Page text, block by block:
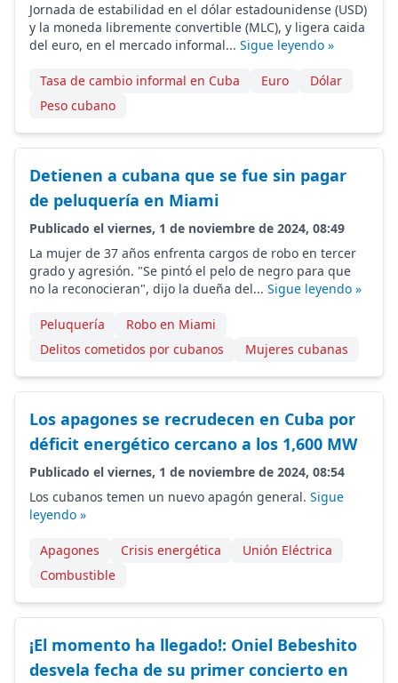
Jornada de estabilidad en el dólar estadounidense (USD)
y la moneda libremente convertible (MLC), y ligera caida
del euro, en el mercado informal... Sigue leyendo »
Tasa de cambio informal en Cuba Euro
Dólar
Peso cubano
Detienen a cubana que se fue sin pagar
de peluquería en Miami
Publicado el viernes, 1 de noviembre de 2024, 08:49
La mujer de 37 años enfrenta cargos de robo en tercer
grado y agresión. "Se pintó el pelo de negro para que
no la reconocieran", dijo la dueña del... Sigue leyendo »
Peluquería
Robo en Miami
Delitos cometidos por cubanos
Mujeres cubanas
Los apagones se recrudecen en Cuba por
déficit energético cercano a los 1,600 MW
Publicado el viernes, 1 de noviembre de 2024, 08:54
Los cubanos temen un nuevo apagón general. Sigue
leyendo »
Apagones Crisis energética
Unión Eléctrica
Combustible
¡El momento ha llegado!: Oniel Bebeshito
desvela fecha de su primer concierto en